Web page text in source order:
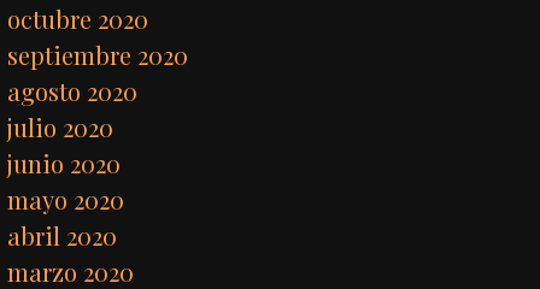
octubre 2020
septiembre 2020
agosto 2020
julio 2020
junio 2020
mayo 2020
abril 2020
marzo 2020